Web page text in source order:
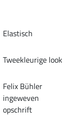
Elastisch
Tweekleurige look
Felix Bühler
ingeweven
opschrift